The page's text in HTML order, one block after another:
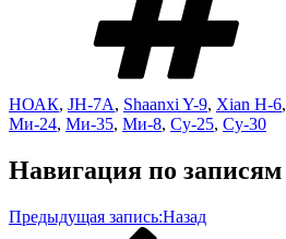
НОАК, JH-7А, Shaanxi Y-9, Xian H-6,
Ми-24, Ми-35, Ми-8, Су-25, Су-30
Навигация по записям
Предыдущая запись:Назад